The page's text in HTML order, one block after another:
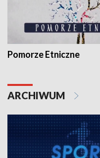
Pomorze Etniczne
ARCHIWUM